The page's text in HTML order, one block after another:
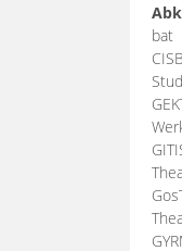
bat